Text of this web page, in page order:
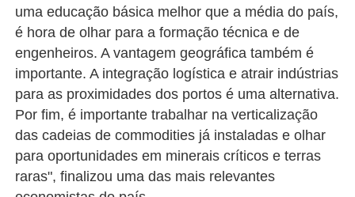
uma educação básica melhor que a média do país,
é hora de olhar para a formação técnica e de
engenheiros. A vantagem geográfica também é
importante. A integração logística e atrair indústrias
para as proximidades dos portos é uma alternativa.
Por fim, é importante trabalhar na verticalização
das cadeias de commodities já instaladas e olhar
para oportunidades em minerais críticos e terras
raras", finalizou uma das mais relevantes